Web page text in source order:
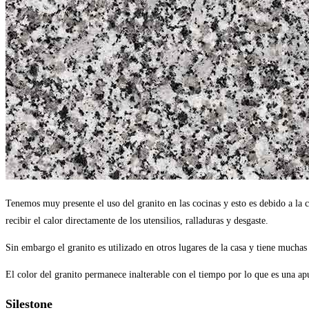
Tenemos muy presente el uso del granito en las cocinas y esto es debido a
recibir el calor directamente de los utensilios, ralladuras y desgaste.
Sin embargo el granito es utilizado en otros lugares de la casa y tiene
El color del granito permanece inalterable con el tiempo por lo que es una
Silestone